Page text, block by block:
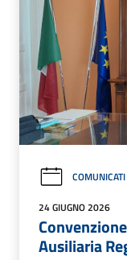
COMUNICATI
24 GIUGNO 2026
Ausiliaria